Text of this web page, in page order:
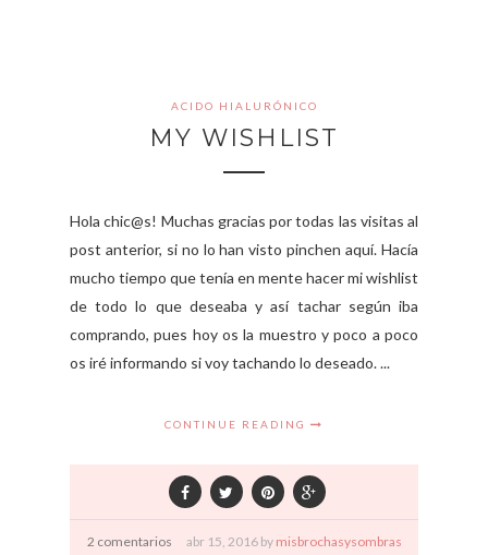
ACIDO HIALURÓNICO
MY WISHLIST
Hola chic@s! Muchas gracias por todas las visitas al
post anterior, si no lo han visto pinchen aquí. Hacía
mucho tiempo que tenía en mente hacer mi wishlist
de todo lo que deseaba y así tachar según iba
comprando, pues hoy os la muestro y poco a poco
os iré informando si voy tachando lo deseado. ...
CONTINUE READING
2 comentarios abr 15, 2016 by misbrochasysombras